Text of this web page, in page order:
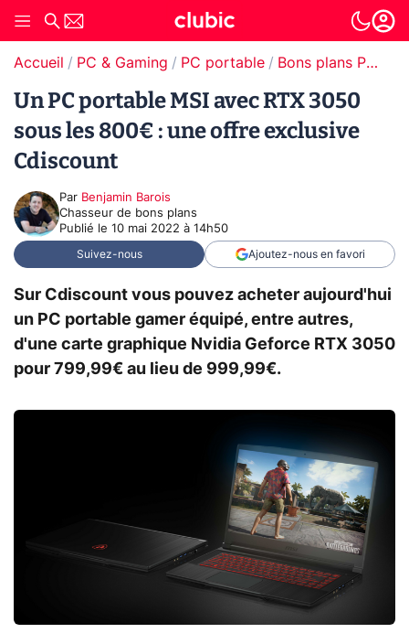
Accueil PC & Gaming PC portable Bons plans PC portable
Un PC portable MSI avec RTX 3050
sous les 800€ : une offre exclusive
Cdiscount
Par Benjamin Barois
Chasseur de bons plans
Publié le 10 mai 2022 à 14h50
Suivez-nous Ajoutez-nous en favori
Sur Cdiscount vous pouvez acheter aujourd'hui
un PC portable gamer équipé, entre autres,
d'une carte graphique Nvidia Geforce RTX 3050
pour 799,99€ au lieu de 999,99€.